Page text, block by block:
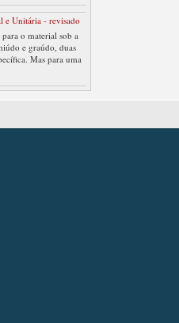
e Unitária - revisado
o material sob a
e graúdo, duas
Mas para uma